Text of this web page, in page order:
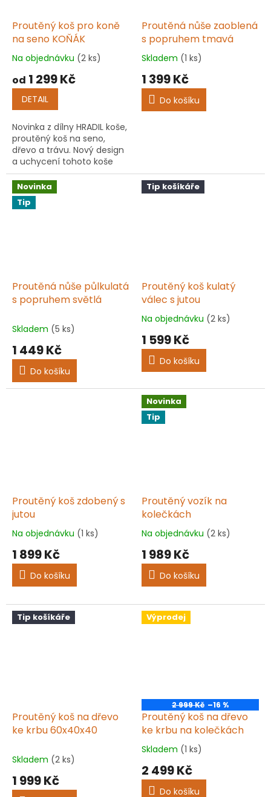
Proutěný koš pro koně
na seno KOŇÁK
Průměrné
produktu
5,0
5
hvězdiček.
Na objednávku (2 ks)
od 1 299 Kč
DETAIL
Novinka z dílny HRADIL koše,
proutěný koš na seno,
dřevo a trávu. Nový design
a uchycení tohoto koše
Vám zajistí pohodlné
nachystání a přenášení
čerstvého sena, dřeva a
trávy.
Proutěná nůše zaoblená
s popruhem tmavá
Průměrné
hodnocení
produktu
5,0
Skladem (1 ks)
1 399 Kč
Do košíku
Novinka
Tip
Proutěná nůše půlkulatá
s popruhem světlá
Skladem (5 ks)
1 449 Kč
Do košíku
Tip košíkáře
Proutěný koš kulatý
válec s jutou
Průměrné
hodnocení
produktu
5,0
5
hvězdiček.
Na objednávku (2 ks)
1 599 Kč
Do košíku
Proutěný koš zdobený s
jutou
Průměrné
hodnocení
produktu
5,0
5
hvězdiček.
Na objednávku (1 ks)
1 899 Kč
Do košíku
Novinka
Tip
Proutěný vozík na
kolečkách
Průměrné
hodnocení
produktu
5,0
5
hvězdiček.
Na objednávku (2 ks)
1 989 Kč
Do košíku
Tip košíkáře
Proutěný koš na dřevo
ke krbu 60x40x40
Skladem (2 ks)
1 999 Kč
Výprodej
2 999 Kč –16 %
Proutěný koš na dřevo
ke krbu na kolečkách
Průměrné
hodnocení
produktu
Skladem (1 ks)
2 499 Kč
Do košíku